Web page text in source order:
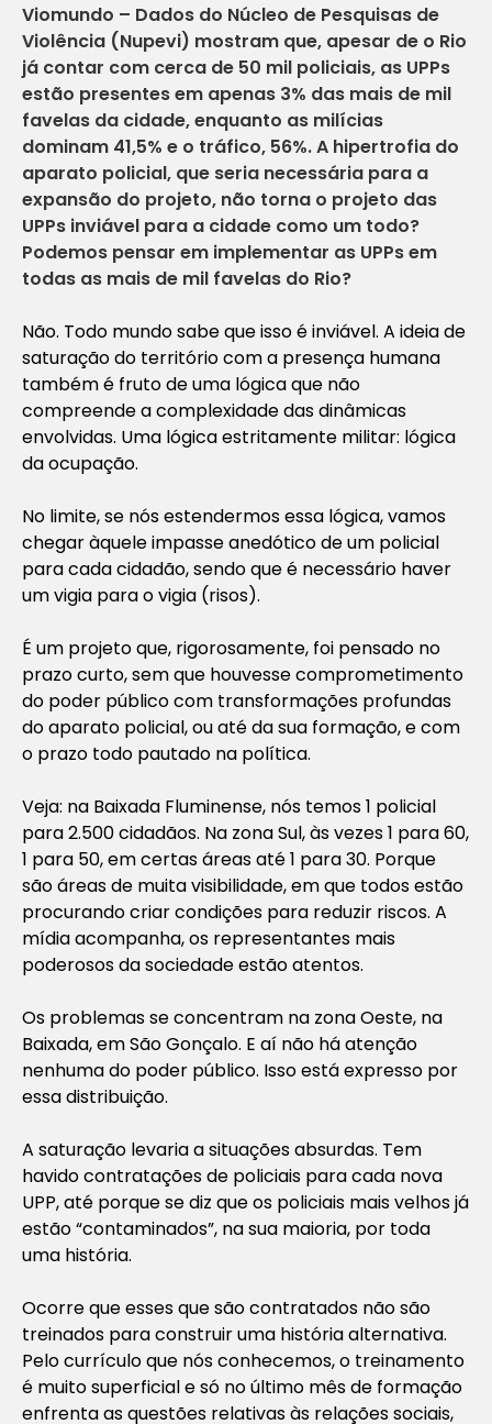
Viomundo – Dados do Núcleo de Pesquisas de
Violência (Nupevi) mostram que, apesar de o Rio
já contar com cerca de 50 mil policiais, as UPPs
estão presentes em apenas 3% das mais de mil
favelas da cidade, enquanto as milícias
dominam 41,5% e o tráfico, 56%. A hipertrofia do
aparato policial, que seria necessária para a
expansão do projeto, não torna o projeto das
UPPs inviável para a cidade como um todo?
Podemos pensar em implementar as UPPs em
todas as mais de mil favelas do Rio?
Não. Todo mundo sabe que isso é inviável. A ideia de
saturação do território com a presença humana
também é fruto de uma lógica que não
compreende a complexidade das dinâmicas
envolvidas. Uma lógica estritamente militar: lógica
da ocupação.
No limite, se nós estendermos essa lógica, vamos
chegar àquele impasse anedótico de um policial
para cada cidadão, sendo que é necessário haver
um vigia para o vigia (risos).
É um projeto que, rigorosamente, foi pensado no
prazo curto, sem que houvesse comprometimento
do poder público com transformações profundas
do aparato policial, ou até da sua formação, e com
o prazo todo pautado na política.
Veja: na Baixada Fluminense, nós temos 1 policial
para 2.500 cidadãos. Na zona Sul, às vezes 1 para 60,
1 para 50, em certas áreas até 1 para 30. Porque
são áreas de muita visibilidade, em que todos estão
procurando criar condições para reduzir riscos. A
mídia acompanha, os representantes mais
poderosos da sociedade estão atentos.
Os problemas se concentram na zona Oeste, na
Baixada, em São Gonçalo. E aí não há atenção
nenhuma do poder público. Isso está expresso por
essa distribuição.
A saturação levaria a situações absurdas. Tem
havido contratações de policiais para cada nova
UPP, até porque se diz que os policiais mais velhos já
estão “contaminados”, na sua maioria, por toda
uma história.
Ocorre que esses que são contratados não são
treinados para construir uma história alternativa.
Pelo currículo que nós conhecemos, o treinamento
é muito superficial e só no último mês de formação
enfrenta as questões relativas às relações sociais,